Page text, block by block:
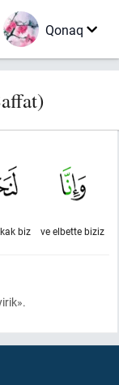
Qonaq
ve elbette biziz
biz